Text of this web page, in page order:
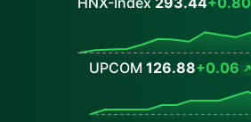
UPCOM 126.88+0.06